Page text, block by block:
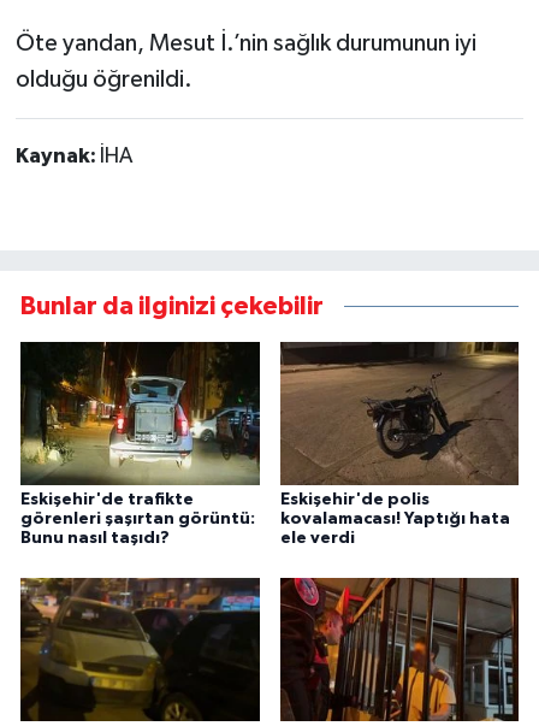
Öte yandan, Mesut İ.’nin sağlık durumunun iyi
olduğu öğrenildi.
Kaynak: İHA
Bunlar da ilginizi çekebilir
Eskişehir'de trafikte
görenleri şaşırtan görüntü:
Bunu nasıl taşıdı?
Eskişehir'de polis
kovalamacası! Yaptığı hata
ele verdi